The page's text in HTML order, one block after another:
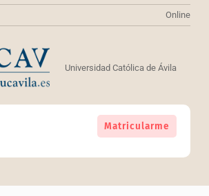
Curso
Universitario
Matricularme
Online
Universidad Católica de Ávila